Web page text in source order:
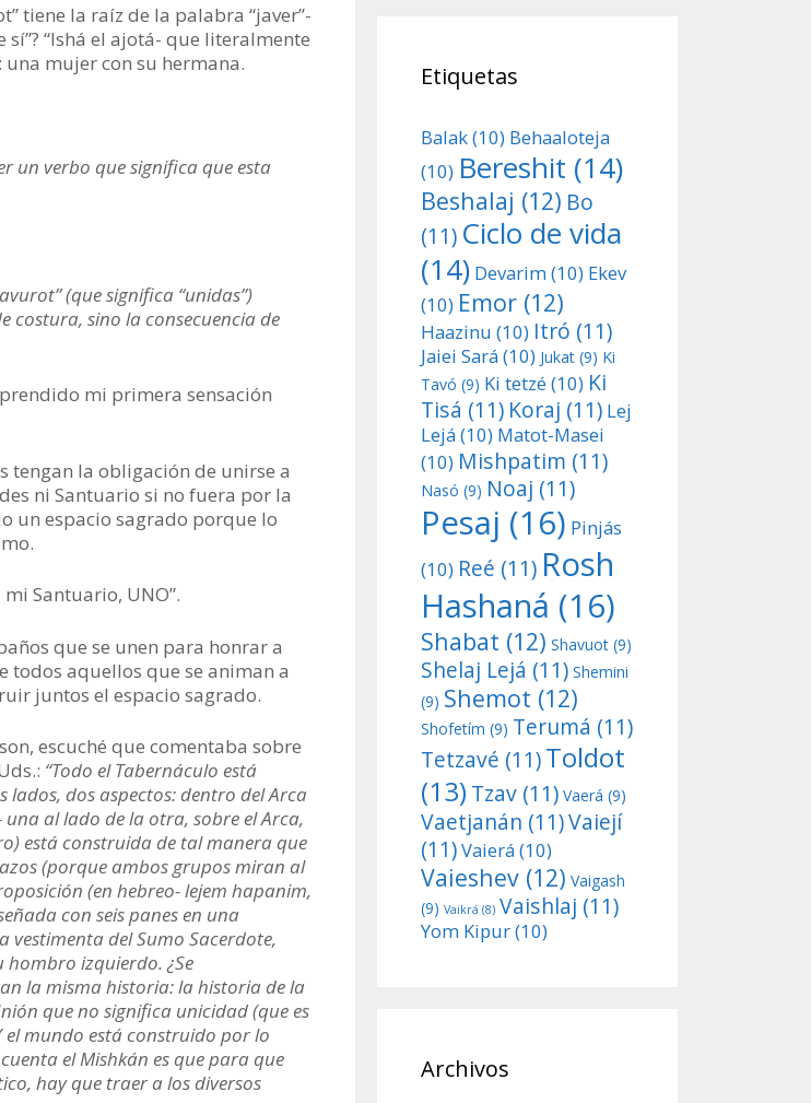
tiene la raíz de la palabra “javer”-
“Ishá el ajotá- que literalmente
mujer con su hermana.
un verbo que significa que esta
(que significa “unidas”)
costura, sino la consecuencia de
mi primera sensación
tengan la obligación de unirse a
ni Santuario si no fuera por la
un espacio sagrado porque lo
Santuario, UNO”.
que se unen para honrar a
todos aquellos que se animan a
juntos el espacio sagrado.
escuché que comentaba sobre
“Todo el Tabernáculo está
dos aspectos: dentro del Arca
al lado de la otra, sobre el Arca,
está construida de tal manera que
(porque ambos grupos miran al
(en hebreo- lejem hapanim,
con seis panes en una
vestimenta del Sumo Sacerdote,
izquierdo. ¿Se
la misma historia: la historia de la
que no significa unicidad (que es
el mundo está construido por lo
el Mishkán es que para que
hay que traer a los diversos
Etiquetas
Balak(10) Behaaloteja
(10) Bereshit (14)
Beshalaj (12) Bo
(11) Ciclo de vida
(14) Devarim(10) Ekev
(10) Emor (12)
Haazinu (10) Itró (11)
Jaiei Sará(10) Jukat (9) Ki
Tavó (9) Ki tetzé(10) Ki
Tisá (11) Koraj (11) Lej
Lejá(10) Matot-Masei
(10) Mishpatim (11)
Nasó (9) Noaj (11)
Pesaj (16) Pinjás
(10) Reé (11) Rosh
Hashaná (16)
Shabat (12) Shavuot (9)
Shelaj Lejá (11) Shemini
(9) Shemot (12)
Shofetím (9) Terumá (11)
Tetzavé (11)Toldot
(13) Tzav (11) Vaerá (9)
Vaetjanán (11)Vaiejí
(11)Vaierá(10)
Vaieshev (12) Vaigash
(9) Vaikrá (8) Vaishlaj (11)
Yom Kipur(10)
Archivos